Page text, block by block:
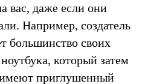
вас, даже если они
Например, создатель
большинство своих
который затем
имеют приглушенный